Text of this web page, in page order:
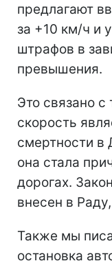
предлагают
за +10 км/ч и
штрафов в
превышения.
Это связано с
скорость
смертности в
она стала
дорогах.
внесен в
Также мы
остановка